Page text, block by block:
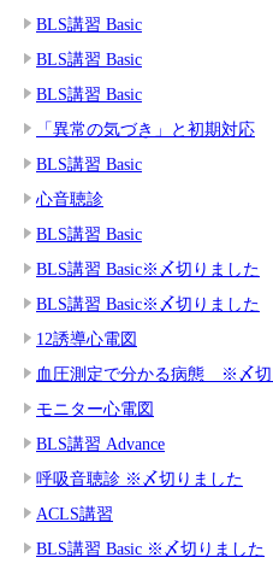
BLS講習 Basic
BLS講習 Basic
BLS講習 Basic
「異常の気づき」と初期対応
BLS講習 Basic
心音聴診
BLS講習 Basic
BLS講習 Basic※〆切りました
BLS講習 Basic※〆切りました
12誘導心電図
血圧測定で分かる病態 ※〆切
モニター心電図
BLS講習 Advance
呼吸音聴診 ※〆切りました
ACLS講習
BLS講習 Basic ※〆切りました